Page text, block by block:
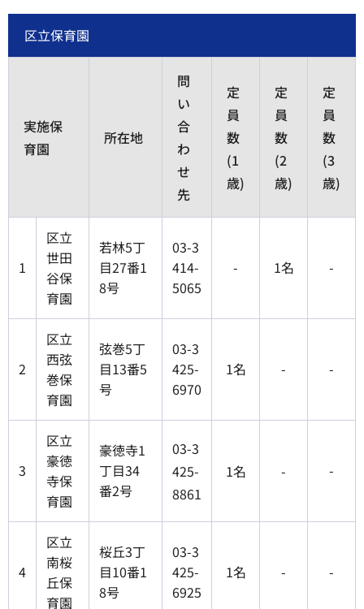
区立保育園
実施保
育園
所在地
問
い
合
わ
せ
先
定
員
数
(1
歳)
定
員
数
(2
歳)
定
員
数
(3
歳)
1
区立
世田
谷保
育園
若林5丁
目27番1
8号
03-3
414-
5065
- 1名 -
2
区立
西弦
巻保
育園
弦巻5丁
目13番5
号
03-3
425-
6970
1名 - -
3
区立
豪徳
寺保
育園
豪徳寺1
丁目34
番2号
03-3
425-
8861
1名 - -
4
区立
南桜
丘保
育園
桜丘3丁
目10番1
8号
03-3
425-
6925
1名 - -